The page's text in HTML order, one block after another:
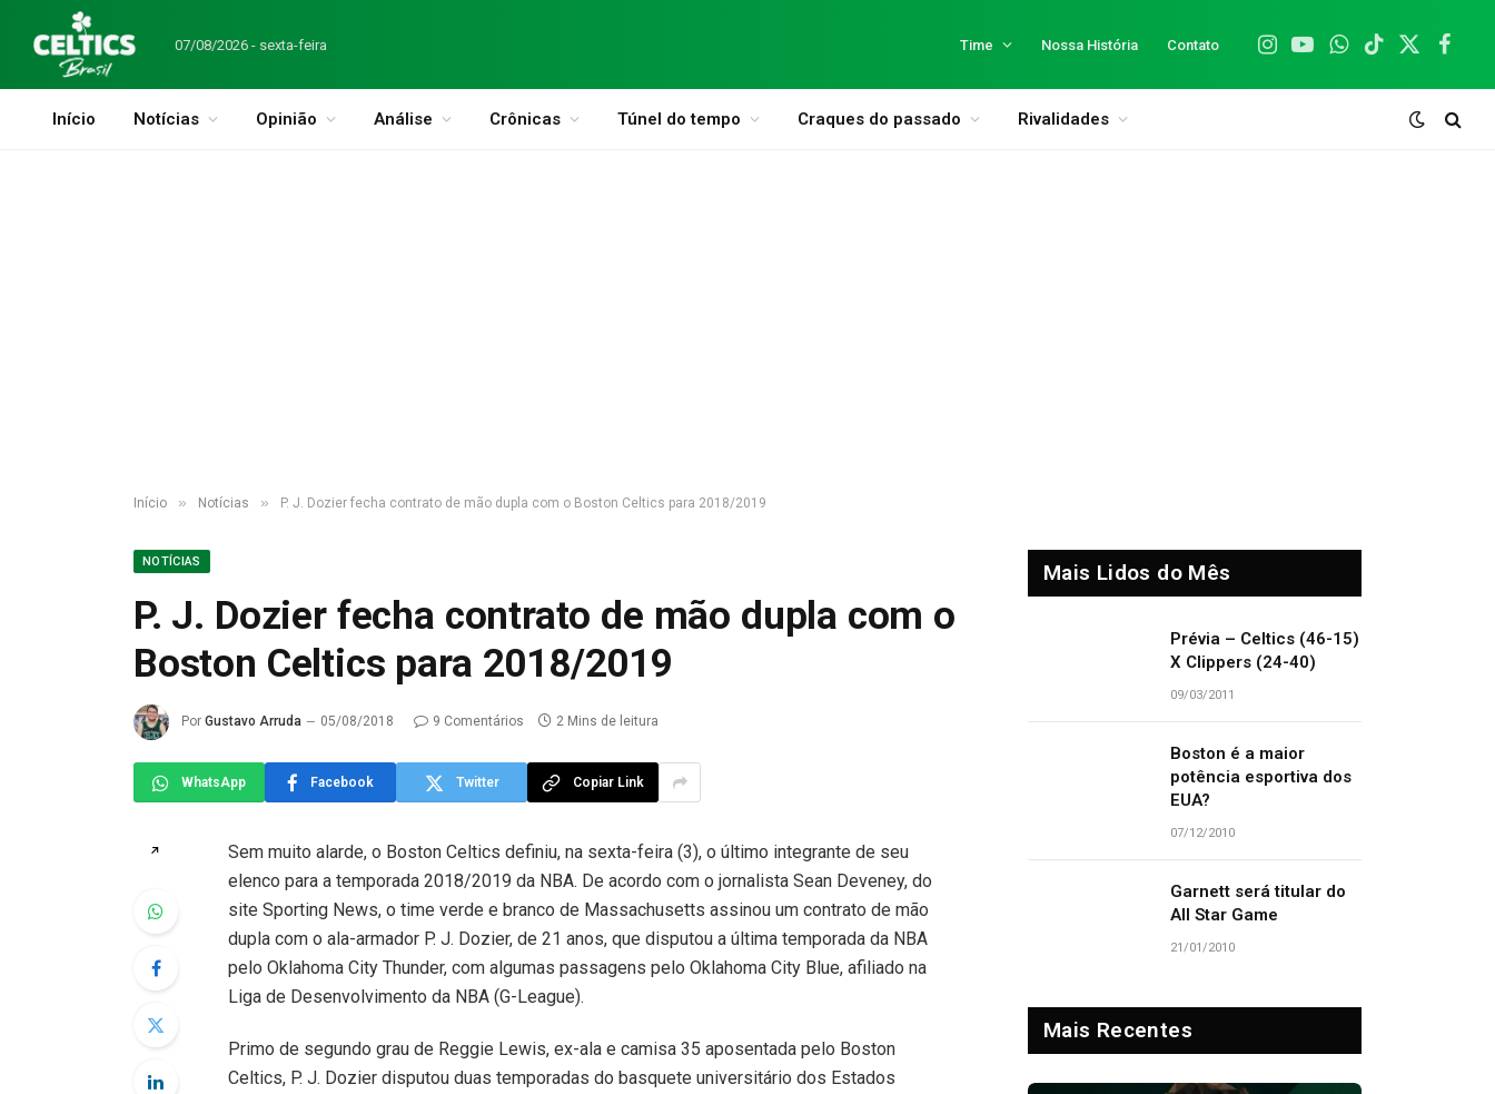
07/08/2026 - sexta-feira Time Nossa História Contato
Instagram
YouTubeWhatsApp
TikTok
X
Início Notícias Opinião Análise Crônicas Túnel do tempo Craques do passado Rivalidades
Início » Notícias » P. J. Dozier fecha contrato de mão dupla com o Boston Celtics para 2018/2019
NOTÍCIAS
P. J. Dozier fecha contrato de mão dupla com o
Boston Celtics para 2018/2019
Por Gustavo Arruda 05/08/2018 9 Comentários 2 Mins de leitura
WhatsApp Facebook Twitter Copiar Link
↗
Sem muito alarde, o Boston Celtics definiu, na sexta-feira (3), o último integrante de seu
elenco para a temporada 2018/2019 da NBA. De acordo com o jornalista Sean Deveney, do
site Sporting News, o time verde e branco de Massachusetts assinou um contrato de mão
dupla com o ala-armador P. J. Dozier, de 21 anos, que disputou a última temporada da NBA
pelo Oklahoma City Thunder, com algumas passagens pelo Oklahoma City Blue, afiliado na
Liga de Desenvolvimento da NBA (G-League).
Primo de segundo grau de Reggie Lewis, ex-ala e camisa 35 aposentada pelo Boston
Celtics, P. J. Dozier disputou duas temporadas do basquete universitário dos Estados
Mais Lidos do Mês
Prévia – Celtics (46-15)
X Clippers (24-40)
09/03/2011
Boston é a maior
potência esportiva dos
EUA?
07/12/2010
Garnett será titular do
All Star Game
21/01/2010
Mais Recentes